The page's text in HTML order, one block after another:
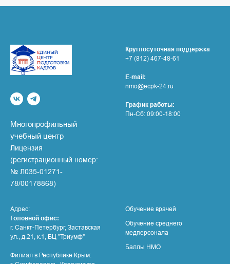
Многопрофильный
учебный центр
Лицензия
(регистрационный номер:
№ Л035-01271-
78/00178868)
Круглосуточная поддержка
+7 (812) 467-48-61
E-mail:
nmo@ecpk-24.ru
График работы:
Пн-Сб: 09:00-18:00
Адрес:
Головной офис:
г. Санкт-Петербург, Заставская
ул., д.21, к.1, БЦ "Триумф"
Филиал в Республике Крым:
Обучение врачей
Обучение среднего
медперсонала
Баллы НМО